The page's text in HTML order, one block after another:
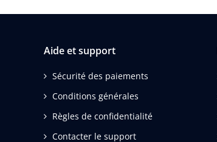
Aide et support
Sécurité des paiements
Conditions générales
Règles de confidentialité
Contacter le support